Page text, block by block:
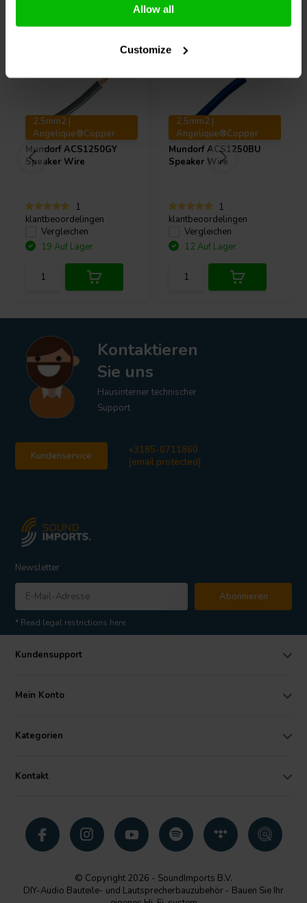
Allow all
Customize
Andere Kunden kauften auch
2.5mm2 |
Angelique®Copper
MundorfACS1250GY
Speaker Wire
1
klantbeoordelingen
Vergleichen
19 Auf Lager
2.5mm2 |
Angelique®Copper
MundorfACS1250BU
Speaker Wire
1
klantbeoordelingen
Vergleichen
12 Auf Lager
Kontaktieren
Sie uns
Hausinterner technischer
Support
Kundenservice
+3185-0711860
[email protected]
Newsletter
Abonnieren
* Read legal restrictions here
Kundensupport
Mein Konto
Kategorien
Kontakt
© Copyright 2026 - SoundImports B.V.
DIY-Audio Bauteile- und Lautsprecherbauzubehör - Bauen Sie Ihr